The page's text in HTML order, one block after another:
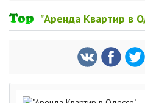
"Аренда Квартир в